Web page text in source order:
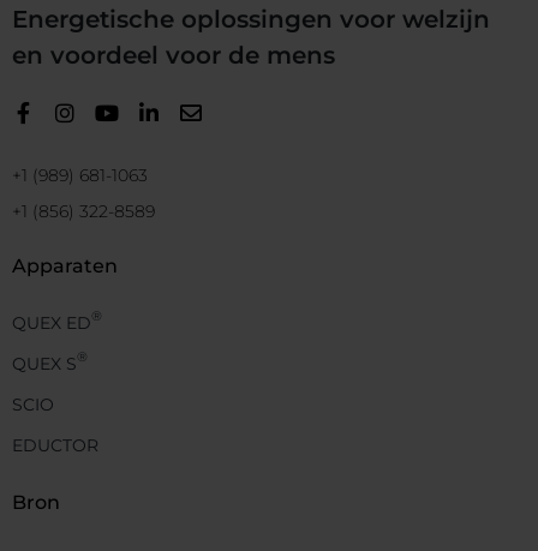
Energetische oplossingen voor welzijn
en voordeel voor de mens
+1 (989) 681-1063
+1 (856) 322-8589
Apparaten
QUEX ED®
QUEX S®
SCIO
EDUCTOR
Bron